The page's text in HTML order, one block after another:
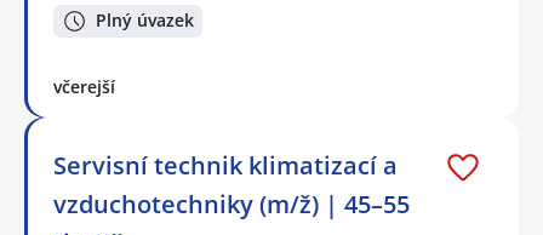
Plný úvazek
včerejší
Servisní technik klimatizací a
vzduchotechniky (m/ž) | 45–55